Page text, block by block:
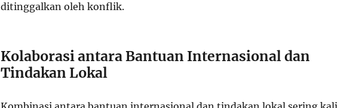
ditinggalkan oleh konflik.
Kolaborasi antara Bantuan Internasional dan
Tindakan Lokal